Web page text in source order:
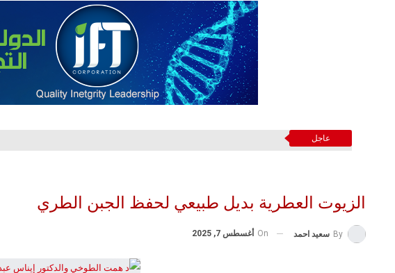
عاجل
الزيوت العطرية بديل طبيعي لحفظ الجبن الطري
By سعيد احمد On أغسطس 7, 2025